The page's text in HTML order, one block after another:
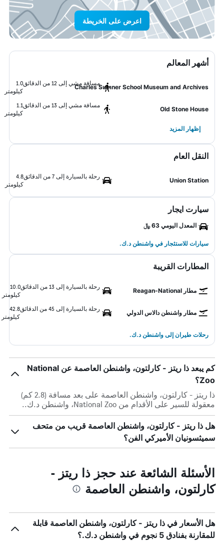
اعرض على الخريطة
أشهر المعالم
Charles Sumner School Museum and Archives
مسافة مشي إلى 12 من الدقائق
1.0
كيلومتر
Old Stone House
مسافة مشي إلى 13 من الدقائق
1.1
كيلومتر
إظهار المزيد
النقل العام
Union Station
رحلة بالسيارة إلى 7 من الدقائق
4.8
كيلومتر
سيارت ايجار
المعدل اليومي 63 ﷼
سيارات للاستئجار في واشنطن د.ك.
المطارات القريبة
مطار Reagan-National
رحلة بالسيارة إلى 13 من الدقائق
10.0
كيلومتر
مطار واشنطن دالاس الدولي
رحلة بالسيارة إلى 45 من الدقائق
42.8
كيلومتر
رحلات طيران إلى واشنطن د.ك.
كم يبعد ذا ريتز - كارلتون، واشنطن العاصمة عن National
Zoo؟
ذا ريتز - كارلتون، واشنطن العاصمة على بعد مسافة (2.8 كم)
معقولة للسير على الأقدام من National Zoo، واشنطن د.ك..
هل ذا ريتز - كارلتون، واشنطن العاصمة قريب من متحف
سميثسونيان الأميركي الفن؟
الأسئلة الشائعة عند حجز ذا ريتز -
كارلتون، واشنطن العاصمة
هل الأسعار في ذا ريتز - كارلتون، واشنطن العاصمة قابلة
للمقارنة بفنادق 5 نجوم في واشنطن د.ك.؟